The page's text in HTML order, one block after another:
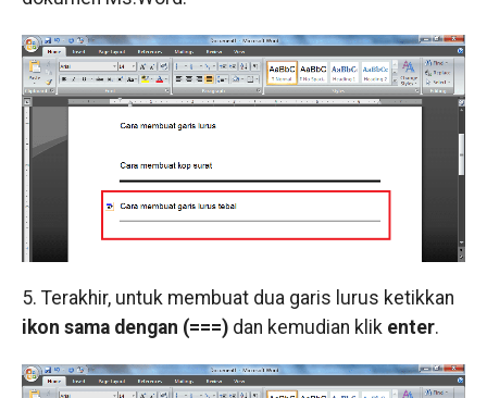
5. Terakhir, untuk membuat dua garis lurus ketikkan
ikon sama dengan (===) dan kemudian klik enter.